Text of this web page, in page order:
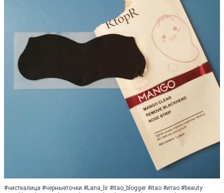
#чисткалица #черныеточки #Lana_lir #itao_blogger #itao #итao #beauty